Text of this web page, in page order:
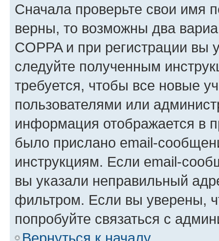
Сначала проверьте свои имя
верны, то возможны два
COPPA и при регистрации вы
следуйте полученным
требуется, чтобы все новые
пользователями или
информация отображается в
было прислано email-
инструкциям. Если email-
вы указали неправильный
фильтром. Если вы уверены,
попробуйте связаться с
Вернуться к началу